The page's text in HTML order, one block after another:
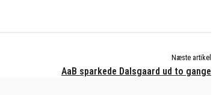
Næste artikel
AaB sparkede Dalsgaard ud to gange